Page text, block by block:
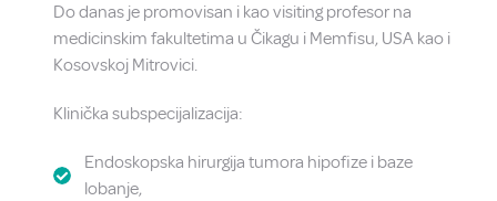
Do danas je promovisan i kao visiting profesor na
medicinskim fakultetima u Čikagu i Memfisu, USA kao i
Kosovskoj Mitrovici.
Klinička subspecijalizacija:
Endoskopska hirurgija tumora hipofize i baze
lobanje,